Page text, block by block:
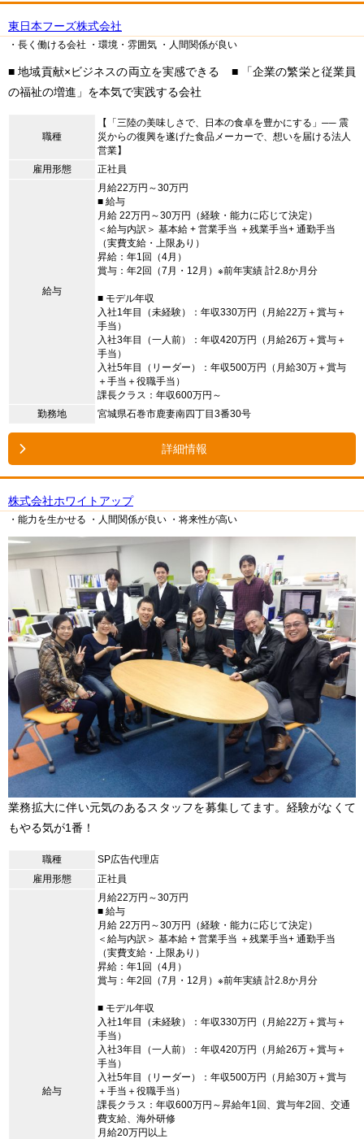
東日本フーズ株式会社
・長く働ける会社 ・環境・雰囲気 ・人間関係が良い
■ 地域貢献×ビジネスの両立を実感できる ■ 「企業の繁栄と従業員
の福祉の増進」を本気で実践する会社
職種
【「三陸の美味しさで、日本の食卓を豊かにする」── 震
災からの復興を遂げた食品メーカーで、想いを届ける法人
営業】
雇用形態
正社員
給与
月給22万円～30万円
■ 給与
月給 22万円～30万円（経験・能力に応じて決定）
＜給与内訳＞ 基本給 + 営業手当 ＋残業手当+ 通勤手当
（実費支給・上限あり）
昇給：年1回（4月）
賞与：年2回（7月・12月）※前年実績 計2.8か月分
■ モデル年収
入社1年目（未経験）：年収330万円（月給22万＋賞与＋
手当）
入社3年目（一人前）：年収420万円（月給26万＋賞与＋
手当）
入社5年目（リーダー）：年収500万円（月給30万＋賞与
＋手当＋役職手当）
課長クラス：年収600万円～
勤務地
宮城県石巻市鹿妻南四丁目3番30号
詳細情報
株式会社ホワイトアップ
・能力を生かせる ・人間関係が良い ・将来性が高い
業務拡大に伴い元気のあるスタッフを募集してます。経験がなくて
もやる気が1番！
職種
SP広告代理店
雇用形態
正社員
給与
月給22万円～30万円
■ 給与
月給 22万円～30万円（経験・能力に応じて決定）
＜給与内訳＞ 基本給 + 営業手当 ＋残業手当+ 通勤手当
（実費支給・上限あり）
昇給：年1回（4月）
賞与：年2回（7月・12月）※前年実績 計2.8か月分
■ モデル年収
入社1年目（未経験）：年収330万円（月給22万＋賞与＋
手当）
入社3年目（一人前）：年収420万円（月給26万＋賞与＋
手当）
入社5年目（リーダー）：年収500万円（月給30万＋賞与
＋手当＋役職手当）
課長クラス：年収600万円～昇給年1回、賞与年2回、交通
費支給、海外研修
月給20万円以上